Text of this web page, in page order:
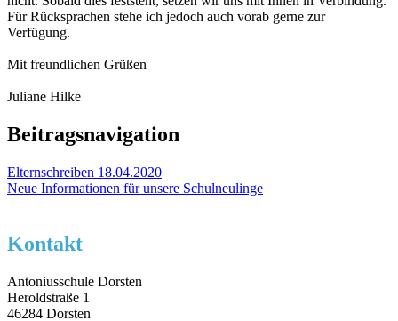
Für Rücksprachen stehe ich jedoch auch vorab gerne zur
Verfügung.
Mit freundlichen Grüßen
Juliane Hilke
Beitragsnavigation
Elternschreiben 18.04.2020
Neue Informationen für unsere Schulneulinge
Kontakt
Antoniusschule Dorsten
Heroldstraße 1
46284 Dorsten